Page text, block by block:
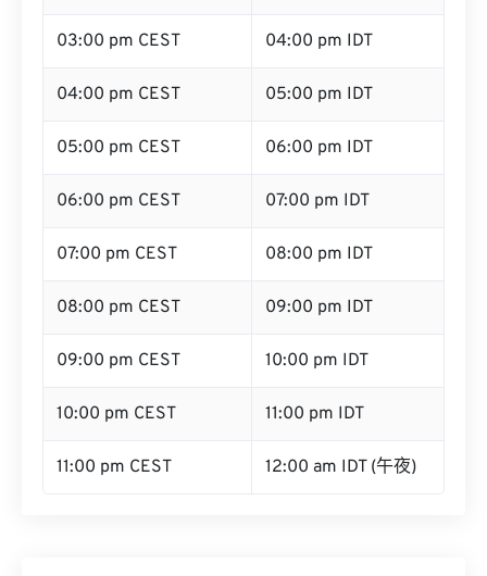
03:00 pm CEST 04:00 pm IDT
04:00 pm CEST 05:00 pm IDT
05:00 pm CEST 06:00 pm IDT
06:00 pm CEST 07:00 pm IDT
07:00 pm CEST 08:00 pm IDT
08:00 pm CEST 09:00 pm IDT
09:00 pm CEST 10:00 pm IDT
10:00 pm CEST 11:00 pm IDT
11:00 pm CEST 12:00 am IDT (午夜)